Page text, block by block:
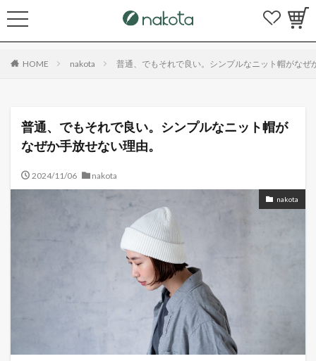
HOME nakota 普通、でもそれで良い。シンプルなニット帽がなぜ
普通、でもそれで良い。シンプルなニット帽が
なぜか手放せない理由。
2024/11/06 nakota
nakota